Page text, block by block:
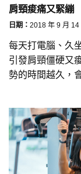
肩頸痠痛又緊繃
日期： 2018 年 9 月 14
每天打電腦、久
引發肩頸僵硬又
勢的時間越久，